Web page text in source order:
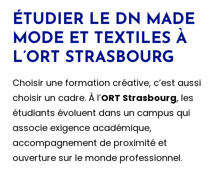
ÉTUDIER LE DN MADE
MODE ET TEXTILES À
L’ORT STRASBOURG
Choisir une formation créative, c’est aussi
choisir un cadre. À l’ORT Strasbourg, les
étudiants évoluent dans un campus qui
associe exigence académique,
accompagnement de proximité et
ouverture sur le monde professionnel.